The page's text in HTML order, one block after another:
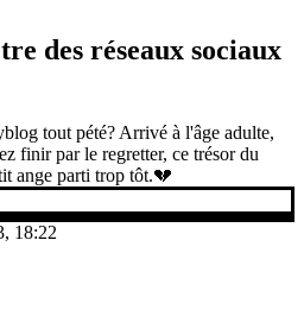
des réseaux sociaux
tout pété? Arrivé à l'âge adulte,
finir par le regretter, ce trésor du
ange parti trop tôt.💔
18:22